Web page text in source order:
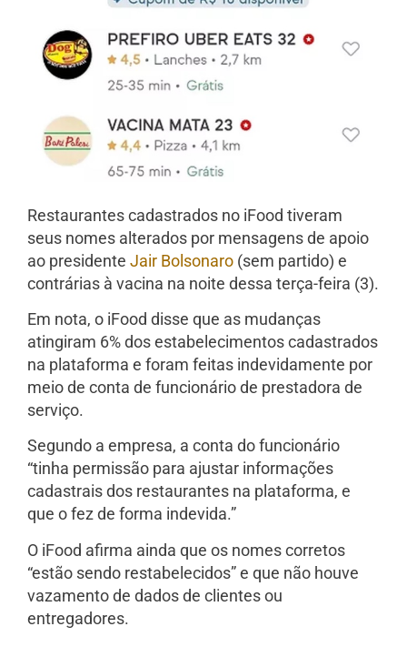
Restaurantes cadastrados no iFood tiveram
seus nomes alterados por mensagens de apoio
ao presidente Jair Bolsonaro (sem partido) e
contrárias à vacina na noite dessa terça-feira (3).
Em nota, o iFood disse que as mudanças
atingiram 6% dos estabelecimentos cadastrados
na plataforma e foram feitas indevidamente por
meio de conta de funcionário de prestadora de
serviço.
Segundo a empresa, a conta do funcionário
“tinha permissão para ajustar informações
cadastrais dos restaurantes na plataforma, e
que o fez de forma indevida.”
O iFood afirma ainda que os nomes corretos
“estão sendo restabelecidos” e que não houve
vazamento de dados de clientes ou
entregadores.